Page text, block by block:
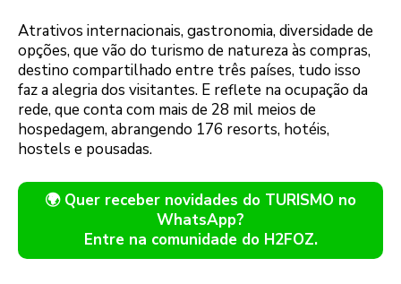
Atrativos internacionais, gastronomia, diversidade de
opções, que vão do turismo de natureza às compras,
destino compartilhado entre três países, tudo isso
faz a alegria dos visitantes. E reflete na ocupação da
rede, que conta com mais de 28 mil meios de
hospedagem, abrangendo 176 resorts, hotéis,
hostels e pousadas.
🌍 Quer receber novidades do TURISMO no
WhatsApp?
Entre na comunidade do H2FOZ.